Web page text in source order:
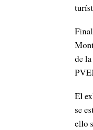
de
El
se
ello